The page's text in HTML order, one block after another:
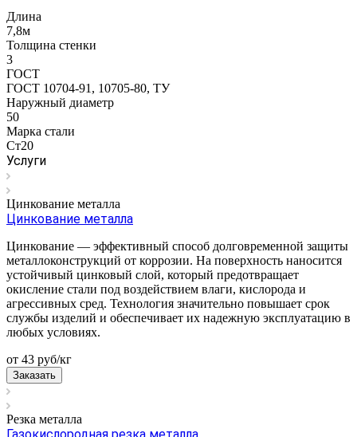
Длина
7,8м
Толщина стенки
3
ГОСТ
ГОСТ 10704-91, 10705-80, ТУ
Наружный диаметр
50
Марка стали
Ст20
Услуги
Цинкование металла
Цинкование металла
Цинкование — эффективный способ долговременной защиты
металлоконструкций от коррозии. На поверхность наносится
устойчивый цинковый слой, который предотвращает
окисление стали под воздействием влаги, кислорода и
агрессивных сред. Технология значительно повышает срок
службы изделий и обеспечивает их надежную эксплуатацию в
любых условиях.
от 43 руб/кг
Заказать
Резка металла